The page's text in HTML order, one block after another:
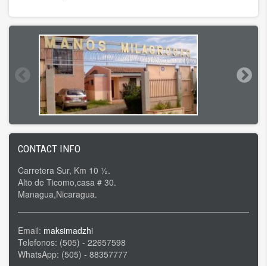
CONTACT INFO
Carretera Sur, Km 10 ½.
Alto de Ticomo,casa # 30.
Managua,Nicaragua.
Email: maksimadzhi
Telefonos: (505) - 22657598
WhatsApp: (505) - 88357777